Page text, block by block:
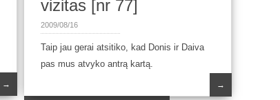
→
vizitas [nr 77]
2009/08/16
Taip jau gerai atsitiko, kad Donis ir Daiva
pas mus atvyko antrą kartą.
→